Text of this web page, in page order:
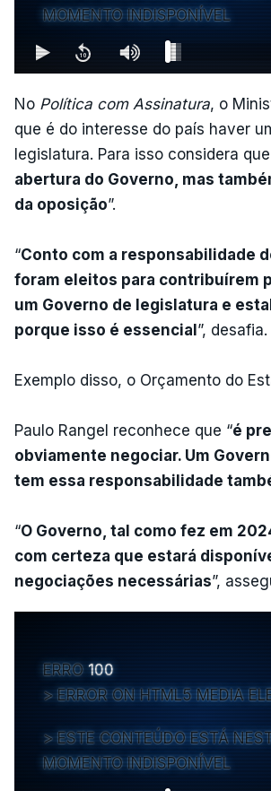
MOMENTO INDISPONÍVEL
No Política com Assinatura, o
que é do interesse do país haver
legislatura. Para isso considera
abertura do Governo, mas
da oposição”.
“Conto com a responsabilidade
foram eleitos para contribuírem
um Governo de legislatura e
porque isso é essencial ”, desafia.
Exemplo disso, o Orçamento do
Paulo Rangel reconhece que “é
obviamente negociar. Um
tem essa responsabilidade
“O Governo, tal como fez em
com certeza que estará
negociações necessárias”,
ERRO 100
ERROR ON HTML5 MEDIA
ESTE CONTEÚDO ESTÁ
MOMENTO INDISPONÍVEL